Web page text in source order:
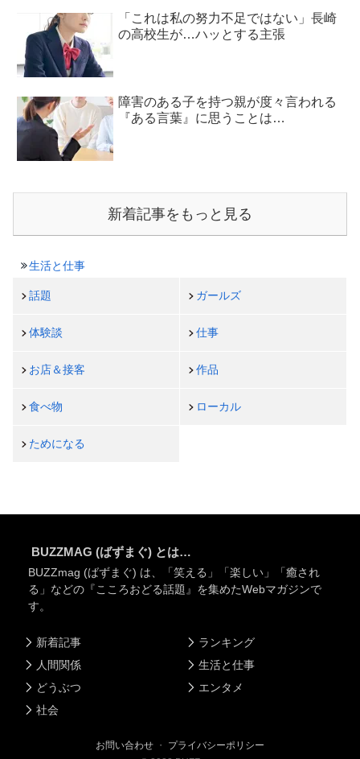
「これは私の努力不足ではない」長崎
の高校生が…ハッとする主張
障害のある子を持つ親が度々言われる
『ある言葉』に思うことは…
新着記事をもっと見る
生活と仕事
話題 ガールズ
体験談 仕事
お店＆接客 作品
食べ物 ローカル
ためになる
BUZZMAG (ばずまぐ) とは…
BUZZmag (ばずまぐ) は、「笑える」「楽しい」「癒され
る」などの『こころおどる話題』を集めたWebマガジンで
す。
新着記事
人間関係
どうぶつ
社会
ランキング
生活と仕事
エンタメ
お問い合わせ ・ プライバシーポリシー